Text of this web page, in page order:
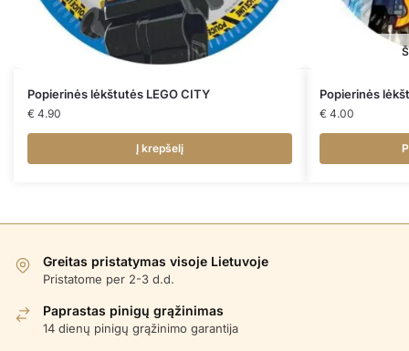
Popierinės lėkštutės LEGO CITY
€ 4.90
Į krepšelį
Popierinės
€ 4.00
Greitas pristatymas visoje Lietuvoje
Pristatome per 2-3 d.d.
Paprastas pinigų grąžinimas
14 dienų pinigų grąžinimo garantija